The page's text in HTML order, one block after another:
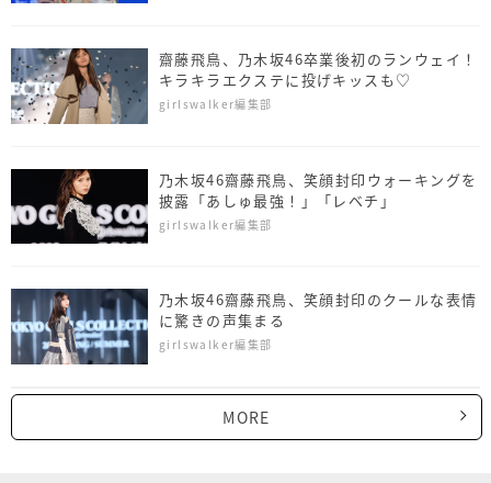
齋藤飛鳥、乃木坂46卒業後初のランウェイ！
キラキラエクステに投げキッスも♡
girlswalker編集部
乃木坂46齋藤飛鳥、笑顔封印ウォーキングを
披露「あしゅ最強！」「レベチ」
girlswalker編集部
乃木坂46齋藤飛鳥、笑顔封印のクールな表情
に驚きの声集まる
girlswalker編集部
MORE